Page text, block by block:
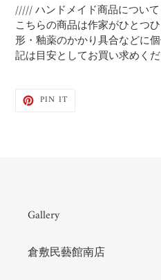
///// ハンドメイド商品につい
こちらの商品は作家がひとつ
形・釉薬のかかり具合などに
記は目安としてお買い求めくだ
PIN ITPIN
Gallery
倉敷民藝館南店